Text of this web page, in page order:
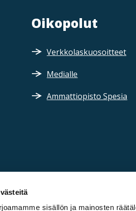
sisällön ja mainosten
Oikopolut
Verkkolaskuosoitteet
Medialle
Ammattiopisto Spesia